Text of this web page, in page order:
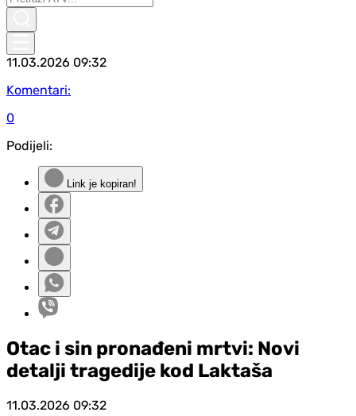
11.03.2026 09:32
Komentari:
0
Podijeli:
Link je kopiran!
Otac i sin pronađeni mrtvi: Novi
detalji tragedije kod Laktaša
11.03.2026 09:32